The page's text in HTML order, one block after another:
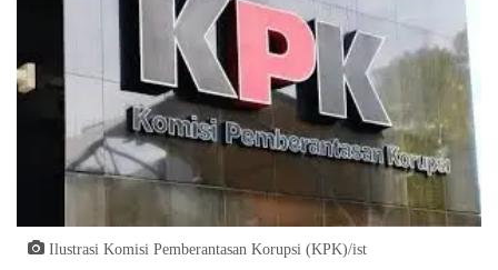
Ilustrasi Komisi Pemberantasan Korupsi (KPK)/ist